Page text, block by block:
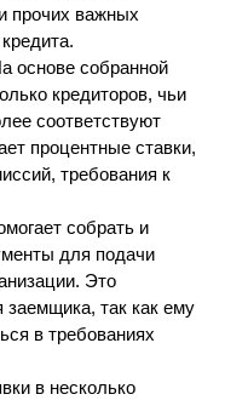
прочих важных
основе собранной
кредиторов, чьи
соответствуют
процентные ставки,
требования к
собрать и
для подачи
Это
заемщика, так как ему
в требованиях
в несколько